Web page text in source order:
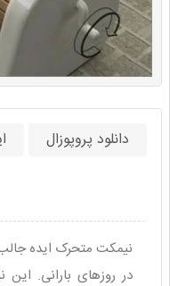
دانلود پروپوزال
نیمکت متحرک ایده جالب
در روزهای بارانی.